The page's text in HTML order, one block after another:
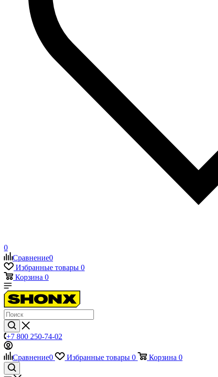
0
Сравнение0
Избранные товары 0
Корзина 0
+7 800 250-74-02
Сравнение0 Избранные товары 0 Корзина 0